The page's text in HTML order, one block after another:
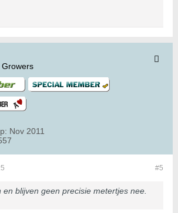
Nov 2011
#5
en blijven geen precisie metertjes nee.